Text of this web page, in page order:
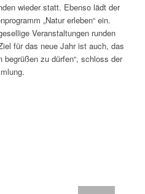
wieder statt. Ebenso lädt der
„Natur erleben“ ein.
Veranstaltungen runden
für das neue Jahr ist auch, das
zu dürfen“, schloss der